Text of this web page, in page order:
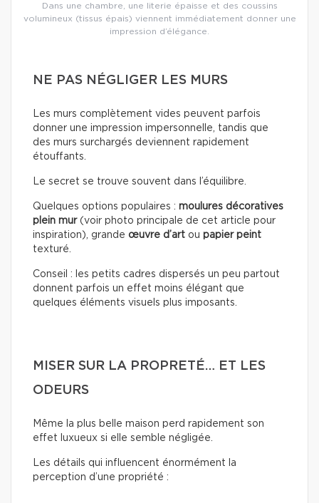
Dans une chambre, une literie épaisse et des coussins
volumineux (tissus épais) viennent immédiatement donner une
impression d’élégance.
NE PAS NÉGLIGER LES MURS
Les murs complètement vides peuvent parfois
donner une impression impersonnelle, tandis que
des murs surchargés deviennent rapidement
étouffants.
Le secret se trouve souvent dans l’équilibre.
Quelques options populaires : moulures décoratives
plein mur (voir photo principale de cet article pour
inspiration), grande œuvre d’art ou papier peint
texturé.
Conseil : les petits cadres dispersés un peu partout
donnent parfois un effet moins élégant que
quelques éléments visuels plus imposants.
MISER SUR LA PROPRETÉ… ET LES
ODEURS
Même la plus belle maison perd rapidement son
effet luxueux si elle semble négligée.
Les détails qui influencent énormément la
perception d’une propriété :